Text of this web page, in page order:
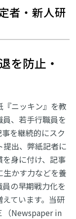
者・新人研
を防止・
ニッキン』を教
、若手行職員を
を継続的にスク
出、弊紙記者に
身に付け、記事
かす力などを養
の早期戦力化を
ています。当研
（Newspaper in